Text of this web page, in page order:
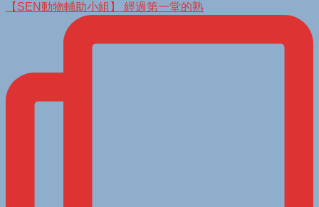
【SEN動物輔助小組】 經過第一堂的熟